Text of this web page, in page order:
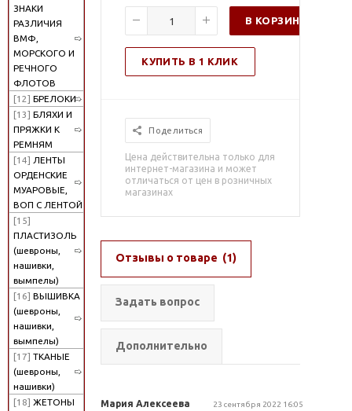
ЗНАКИ
РАЗЛИЧИЯ
ВМФ,
МОРСКОГО И
РЕЧНОГО
ФЛОТОВ
[12] БРЕЛОКИ
[13] БЛЯХИ И
ПРЯЖКИ К
РЕМНЯМ
[14] ЛЕНТЫ
ОРДЕНСКИЕ
МУАРОВЫЕ,
ВОП С ЛЕНТОЙ
[15]
ПЛАСТИЗОЛЬ
(шевроны,
нашивки,
вымпелы)
[16] ВЫШИВКА
(шевроны,
нашивки,
вымпелы)
[17] ТКАНЫЕ
(шевроны,
нашивки)
[18] ЖЕТОНЫ
В КОРЗИНУ
КУПИТЬ В 1 КЛИК
Поделиться
Цена действительна только для
интернет-магазина и может
отличаться от цен в розничных
магазинах
Отзывы о товаре (1)
Задать вопрос
Дополнительно
Мария Алексеева 23 сентября 2022 16:05